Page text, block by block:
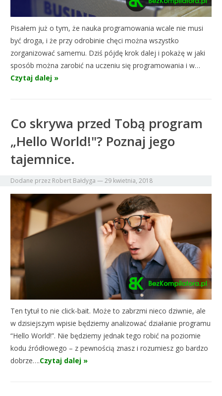
Pisałem już o tym, że nauka programowania wcale nie musi
być droga, i że przy odrobinie chęci można wszystko
zorganizować samemu. Dziś pójdę krok dalej i pokażę w jaki
sposób można zarobić na uczeniu się programowania i w…
Czytaj dalej »
Co skrywa przed Tobą program
„Hello World!"? Poznaj jego
tajemnice.
Dodane przez Robert Bałdyga —29 kwietnia, 2018
Ten tytuł to nie click-bait. Może to zabrzmi nieco dziwnie, ale
w dzisiejszym wpisie będziemy analizować działanie programu
“Hello World!”. Nie będziemy jednak tego robić na poziomie
kodu źródłowego – z pewnością znasz i rozumiesz go bardzo
dobrze….Czytaj dalej »